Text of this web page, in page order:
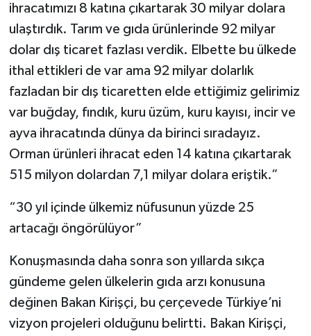
ihracatımızı 8 katına çıkartarak 30 milyar dolara
ulaştırdık. Tarım ve gıda ürünlerinde 92 milyar
dolar dış ticaret fazlası verdik. Elbette bu ülkede
ithal ettikleri de var ama 92 milyar dolarlık
fazladan bir dış ticaretten elde ettiğimiz gelirimiz
var buğday, fındık, kuru üzüm, kuru kayısı, incir ve
ayva ihracatında dünya da birinci sıradayız.
Orman ürünleri ihracat eden 14 katına çıkartarak
515 milyon dolardan 7,1 milyar dolara eriştik.”
“30 yıl içinde ülkemiz nüfusunun yüzde 25
artacağı öngörülüyor”
Konuşmasında daha sonra son yıllarda sıkça
gündeme gelen ülkelerin gıda arzı konusuna
değinen Bakan Kirişçi, bu çerçevede Türkiye’ni
vizyon projeleri olduğunu belirtti. Bakan Kirişçi,